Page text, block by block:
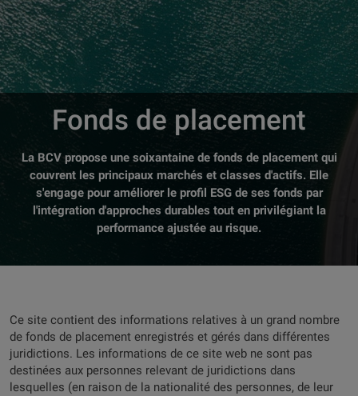
Fonds de placement
La BCV propose une soixantaine de fonds de placement qui
couvrent les principaux marchés et classes d'actifs. Elle
s'engage pour améliorer le profil ESG de ses fonds par
l'intégration d'approches durables tout en privilégiant la
performance ajustée au risque.
Ce site contient des informations relatives à un grand nombre
de fonds de placement enregistrés et gérés dans différentes
juridictions. Les informations de ce site web ne sont pas
destinées aux personnes relevant de juridictions dans
lesquelles (en raison de la nationalité des personnes, de leur